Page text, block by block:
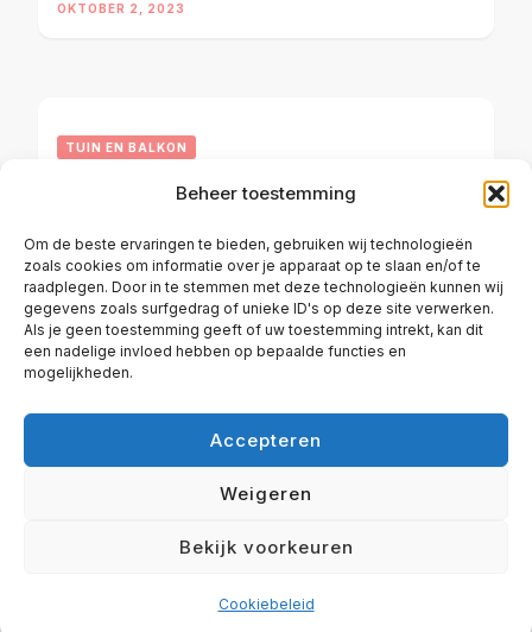
Beheer toestemming
Om de beste ervaringen te bieden, gebruiken wij technologieën
zoals cookies om informatie over je apparaat op te slaan en/of te
raadplegen. Door in te stemmen met deze technologieën kunnen wij
gegevens zoals surfgedrag of unieke ID's op deze site verwerken.
Als je geen toestemming geeft of uw toestemming intrekt, kan dit
een nadelige invloed hebben op bepaalde functies en
mogelijkheden.
Accepteren
Weigeren
Bekijk voorkeuren
Cookiebeleid
OKTOBER 2, 2023
TUIN EN BALKON
Haagbeuk (Carpinus betulus)
OKTOBER 2, 2023
© Copyright 2026Eenperfectewoning.nl
DISCLAIMER
COOKIEBELEID (EU)